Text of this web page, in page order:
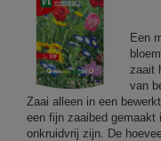
Een
zaait
van
Zaai alleen in een
een fijn zaaibed gemaakt
onkruidvrij zijn. De